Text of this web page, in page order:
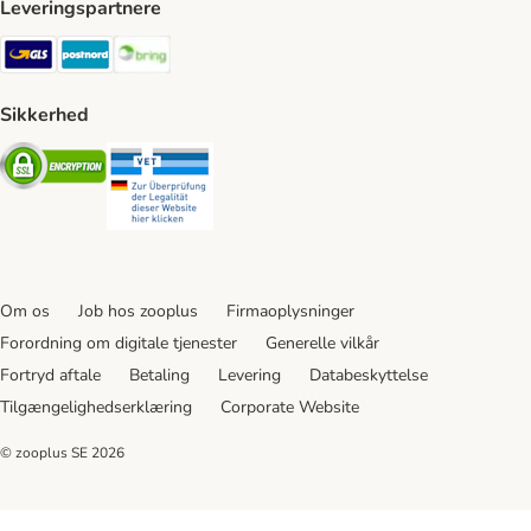
Leveringspartnere
GLS Shipping Method
Postnord Shipping Method
Sikkerhed
Security
Om os Job hos zooplus
Firmaoplysninger
Forordning om digitale tjenester
Generelle vilkår
Fortryd aftale
Betaling Levering
Databeskyttelse
Tilgængelighedserklæring
Corporate Website
© zooplus SE 2026